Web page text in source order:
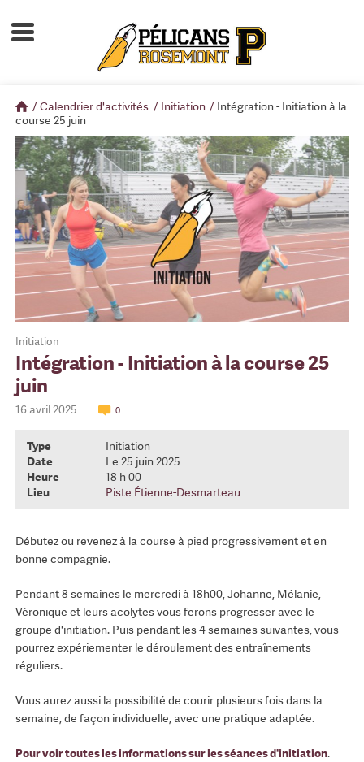
Accueil
Calendrier d'activités
Boutique
Devenir membre
/ Calendrier d'activités / Initiation / Intégration - Initiation à la
course 25 juin
Initiation
Intégration - Initiation à la course 25
juin
16 avril 2025 0
Type
Initiation
Date
Le 25 juin 2025
Heure
18 h 00
Lieu
Piste Étienne-Desmarteau
Débutez ou revenez à la course à pied progressivement et en
bonne compagnie.
Pendant 8 semaines le mercredi à 18h00, Johanne, Mélanie,
Véronique et leurs acolytes vous ferons progresser avec le
groupe d'initiation. Puis pendant les 4 semaines suivantes, vous
pourrez expériementer le déroulement des entraînements
réguliers.
Vous aurez aussi la possibilité de courir plusieurs fois dans la
semaine, de façon individuelle, avec une pratique adaptée.
Pour voir toutes les informations sur les séances d'initiation.